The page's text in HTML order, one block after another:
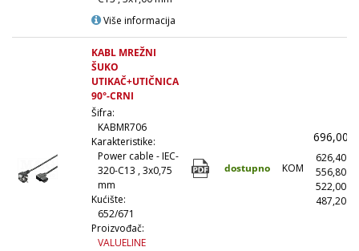
Više informacija
KABL MREŽNI
ŠUKO
UTIKAČ+UTIČNICA
90°-CRNI
Šifra:
KABMR706
Karakteristike:
Power cable - IEC-
320-C13 , 3x0,75
mm
Kućište:
652/671
Proizvođač:
VALUELINE
dostupno KOM
696,00
626,40
556,80
522,00
487,20